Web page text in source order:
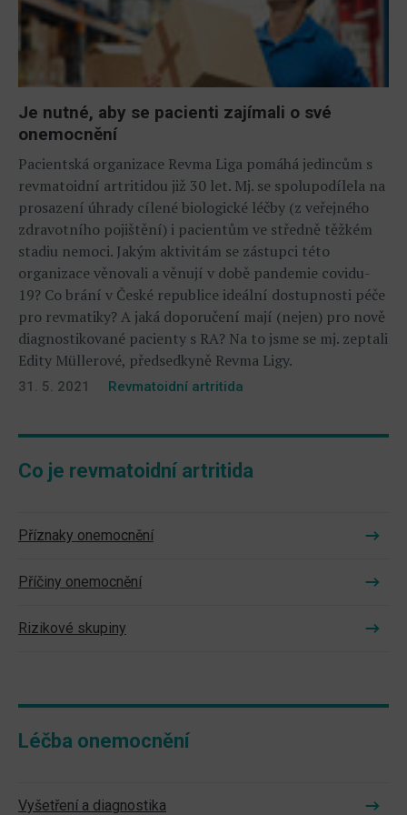
Je nutné, aby se pacienti zajímali o své
onemocnění
Pacientská organizace Revma Liga pomáhá jedincům s
revmatoidní artritidou již 30 let. Mj. se spolupodílela na
prosazení úhrady cílené biologické léčby (z veřejného
zdravotního pojištění) i pacientům ve středně těžkém
stadiu nemoci. Jakým aktivitám se zástupci této
organizace věnovali a věnují v době pandemie covidu-
19? Co brání v České republice ideální dostupnosti péče
pro revmatiky? A jaká doporučení mají (nejen) pro nově
diagnostikované pacienty s RA? Na to jsme se mj. zeptali
Edity Müllerové, předsedkyně Revma Ligy.
31. 5. 2021 Revmatoidní artritida
Co je revmatoidní artritida
Příznaky onemocnění
Příčiny onemocnění
Rizikové skupiny
Léčba onemocnění
Vyšetření a diagnostika